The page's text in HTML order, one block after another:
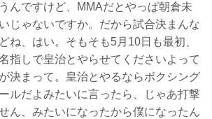
んですけど、MMAだとやっぱ朝倉未
じゃないですか。だから試合決まんな
ね、はい。そもそも5月10日も最初、
指しで皇治とやらせてくださいよって
決まって。皇治とやるならボクシング
ルだよみたいに言ったら、じゃあ打撃
ん、みたいになったから僕になったん